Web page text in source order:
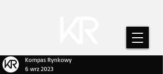
Kompas Rynkowy
6 wrz 2023